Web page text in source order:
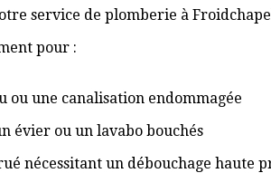
service de plomberie à
pour :
ou une canalisation endommagée
évier ou un lavabo bouchés
nécessitant un débouchage haute